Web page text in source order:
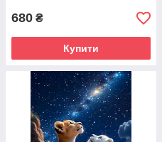
680 ₴
Купити